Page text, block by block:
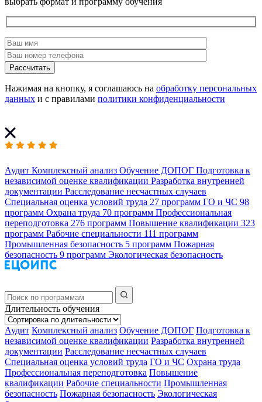
Рассчитать
Нажимая на кнопку, я соглашаюсь на обработку персональных
данных и с правилами политики конфиденциальности
Аудит Комплексный анализ Обучение ДОПОГ Подготовка к
независимой оценке квалификации Разработка внутренней
документации Расследование несчастных случаев
Специальная оценка условий труда 27 программ ГО и ЧС 98
программ Охрана труда 70 программ Профессиональная
переподготовка 276 программ Повышение квалификации 323
программ Рабочие специальности 111 программ
Промышленная безопасность 5 программ Пожарная
безопасность 9 программ Экологическая безопасность
Длительность обучения
Аудит Комплексный анализ Обучение ДОПОГ Подготовка к
независимой оценке квалификации Разработка внутренней
документации Расследование несчастных случаев
Специальная оценка условий труда ГО и ЧС Охрана труда
Профессиональная переподготовка Повышение
квалификации Рабочие специальности Промышленная
безопасность Пожарная безопасность Экологическая